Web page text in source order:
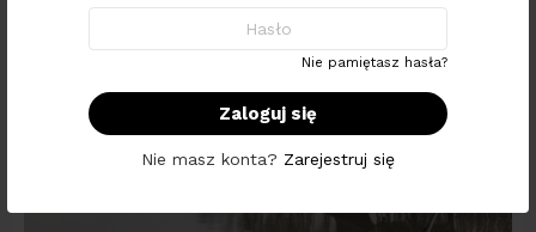
Nie pamiętasz hasła?
Nie masz konta? Zarejestruj się